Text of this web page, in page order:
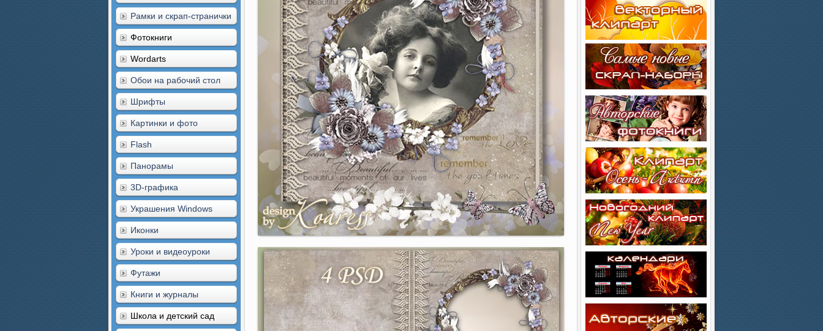
Рамки и скрап-странички
Фотокниги
Wordarts
Обои на рабочий стол
Шрифты
Картинки и фото
Flash
Панорамы
3D-графика
Украшения Windows
Иконки
Уроки и видеоуроки
Футажи
Книги и журналы
Школа и детский сад